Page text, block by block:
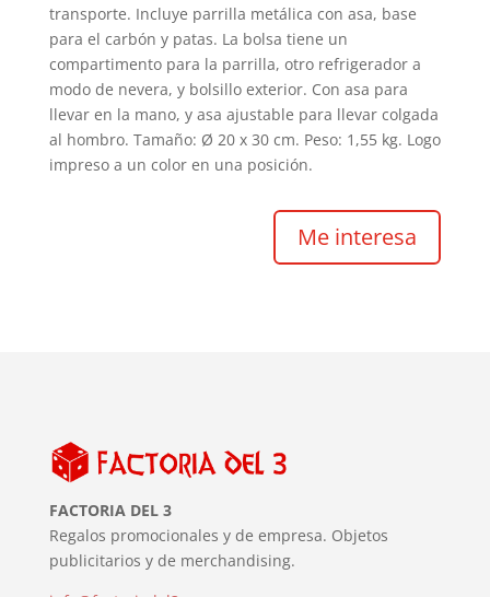
transporte. Incluye parrilla metálica con asa, base
para el carbón y patas. La bolsa tiene un
compartimento para la parrilla, otro refrigerador a
modo de nevera, y bolsillo exterior. Con asa para
llevar en la mano, y asa ajustable para llevar colgada
al hombro. Tamaño: Ø 20 x 30 cm. Peso: 1,55 kg. Logo
impreso a un color en una posición.
Me interesa
FACTORIA DEL 3
Regalos promocionales y de empresa. Objetos
publicitarios y de merchandising.